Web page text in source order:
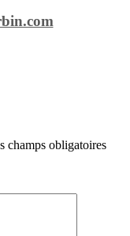
champs obligatoires